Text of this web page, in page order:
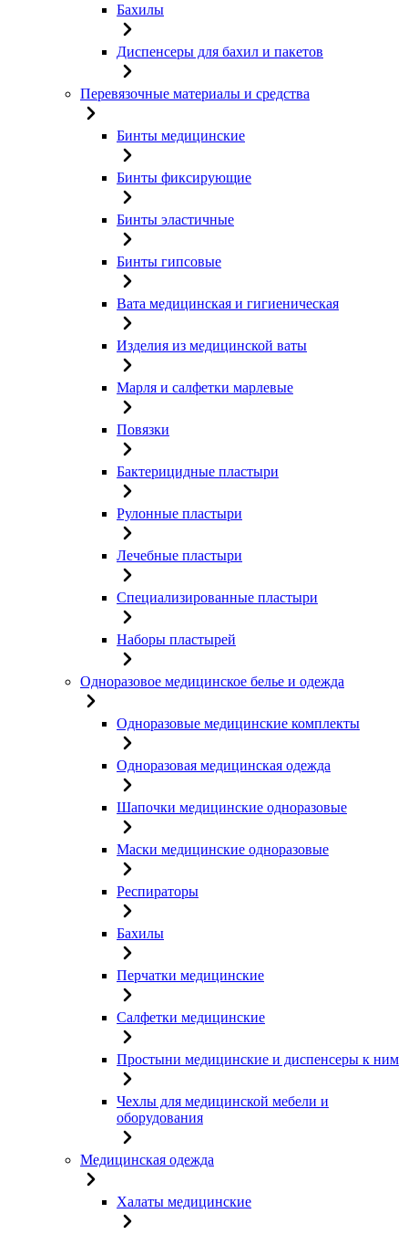
Бахилы
Диспенсеры для бахил и пакетов
Перевязочные материалы и средства
Бинты медицинские
Бинты фиксирующие
Бинты эластичные
Бинты гипсовые
Вата медицинская и гигиеническая
Изделия из медицинской ваты
Марля и салфетки марлевые
Повязки
Бактерицидные пластыри
Рулонные пластыри
Лечебные пластыри
Специализированные пластыри
Наборы пластырей
Одноразовое медицинское белье и одежда
Одноразовые медицинские комплекты
Одноразовая медицинская одежда
Шапочки медицинские одноразовые
Маски медицинские одноразовые
Респираторы
Бахилы
Перчатки медицинские
Салфетки медицинские
Простыни медицинские и диспенсеры к ним
Чехлы для медицинской мебели и
оборудования
Медицинская одежда
Халаты медицинские